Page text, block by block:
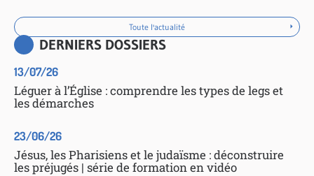
Toute l'actualité
DERNIERS DOSSIERS
13/07/26
Léguer à l’Église : comprendre les types de legs et
les démarches
23/06/26
Jésus, les Pharisiens et le judaïsme : déconstruire
les préjugés | série de formation en vidéo